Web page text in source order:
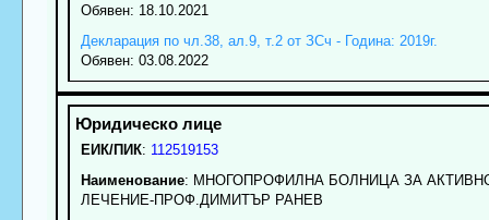
Обявен: 18.10.2021
Декларация по чл.38, ал.9, т.2 от ЗСч - Година: 2019г.
Обявен: 03.08.2022
ЕИК/ПИК: 112519153
Наименование: МНОГОПРОФИЛНА БОЛНИЦА ЗА
ЛЕЧЕНИЕ-ПРОФ.ДИМИТЪР РАНЕВ